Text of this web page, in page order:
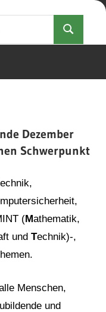
Suchen
Dezember
Schwerpunkt
(Mathematik,
undTechnik)-,
Menschen,
und